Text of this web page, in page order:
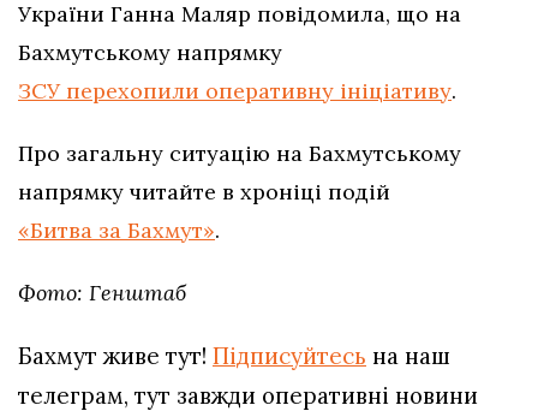
України Ганна Маляр повідомила, що на
Бахмутському напрямку
ЗСУ перехопили оперативну ініціативу.
Про загальну ситуацію на Бахмутському
напрямку читайте в хроніці подій
«Битва за Бахмут».
Фото: Генштаб
Бахмут живе тут! Підписуйтесь на наш
телеграм, тут завжди оперативні новини